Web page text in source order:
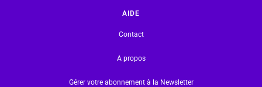
AIDE
Contact
A propos
Gérer votre abonnement à la Newsletter